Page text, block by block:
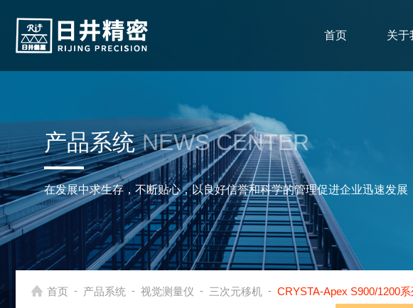
首页 关于
产品系统 NEWS CENTER
在发展中求生存，不断贴心，以良好信誉和科学的管理促进企业迅速发展
首页 - 产品系统 - 视觉测量仪 - 三次元移机 - CRYSTA-Apex S900/1200